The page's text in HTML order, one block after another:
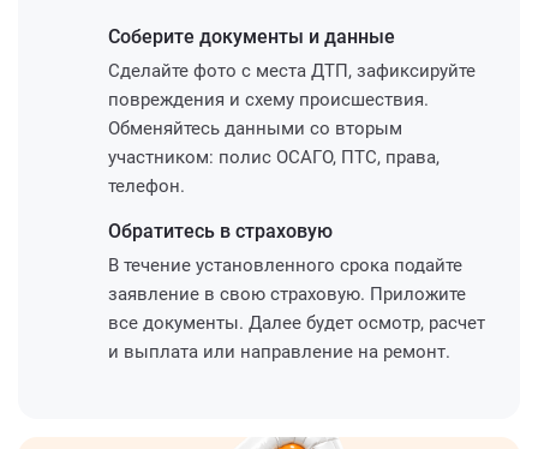
Соберите документы и данные
Сделайте фото с места ДТП, зафиксируйте
повреждения и схему происшествия.
Обменяйтесь данными со вторым
участником: полис ОСАГО, ПТС, права,
телефон.
Обратитесь в страховую
В течение установленного срока подайте
заявление в свою страховую. Приложите
все документы. Далее будет осмотр, расчет
и выплата или направление на ремонт.